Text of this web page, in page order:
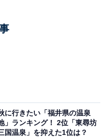
性／愛知県）、「秋は
、紅葉と地元グルメを
県）、「5年前に行
ら」（20代女性／宮城
よいと聞いたことがあ
に行きたい「福井県の温泉
」ランキング！ 2位「東尋坊
国温泉」を抑えた1位は？